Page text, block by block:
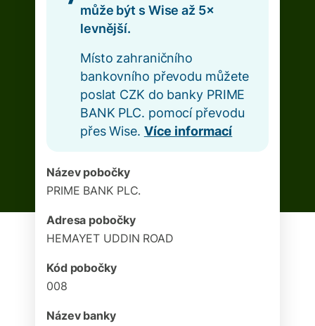
může být s Wise až 5×
levnější.
Místo zahraničního
bankovního převodu můžete
poslat CZK do banky PRIME
BANK PLC. pomocí převodu
přes Wise. Více informací
Název pobočky
PRIME BANK PLC.
Adresa pobočky
HEMAYET UDDIN ROAD
Kód pobočky
008
Název banky